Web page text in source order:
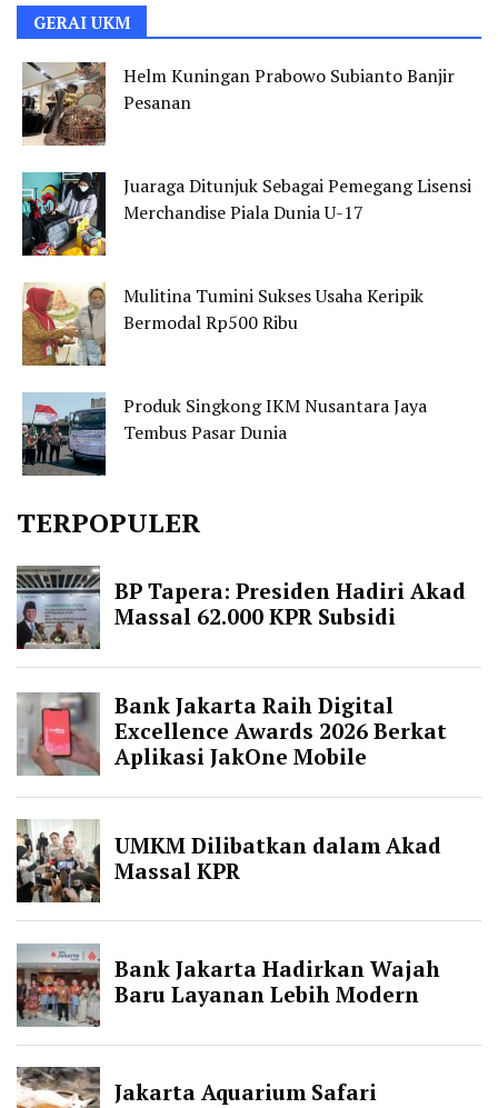
GERAI UKM
Helm Kuningan Prabowo Subianto Banjir
Pesanan
Juaraga Ditunjuk Sebagai Pemegang Lisensi
Merchandise Piala Dunia U-17
Mulitina Tumini Sukses Usaha Keripik
Bermodal Rp500 Ribu
Produk Singkong IKM Nusantara Jaya
Tembus Pasar Dunia
TERPOPULER